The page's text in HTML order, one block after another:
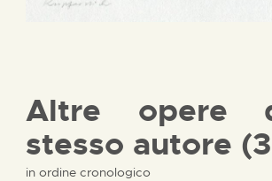
Altre opere
stesso autore
in ordine cronologico